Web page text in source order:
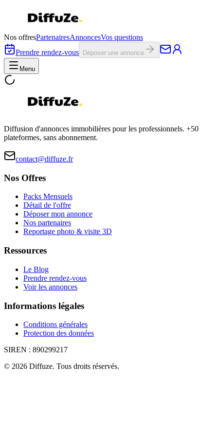
Nos offresPartenairesAnnoncesVos questions
Prendre rendez-vous
Déposer une annonce
Menu
Diffusion d'annonces immobilières pour les professionnels. +50
plateformes, sans abonnement.
contact@diffuze.fr
Nos Offres
Packs Mensuels
Détail de l'offre
Déposer mon annonce
Nos partenaires
Reportage photo & visite 3D
Ressources
Le Blog
Prendre rendez-vous
Voir les annonces
Informations légales
Conditions générales
Protection des données
SIREN : 890299217
© 2026 Diffuze. Tous droits réservés.